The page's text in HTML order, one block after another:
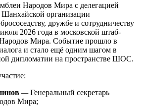
Народов Мира с делегацией
Шанхайской организации
дружбе и сотрудничеству
2026 года в московской штаб-
Мира. Событие прошло в
и стало ещё одним шагом в
дипломатии на пространстве ШОС.
—Генеральный секретарь
Мира;